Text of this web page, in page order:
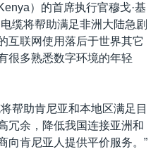
）的首席执行官穆戈·基
缆将帮助满足非洲大陆急剧
互联网使用落后于世界其它
很多熟悉数字环境的年轻
帮助肯尼亚和本地区满足目
冗余，降低我国连接亚洲和
向肯尼亚人提供平价服务。”